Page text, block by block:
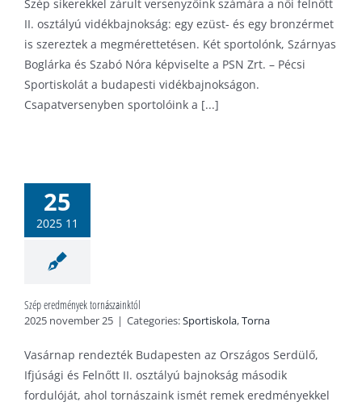
Szép sikerekkel zárult versenyzőink számára a női felnőtt
II. osztályú vidékbajnokság: egy ezüst- és egy bronzérmet
is szereztek a megmérettetésen. Két sportolónk, Szárnyas
Boglárka és Szabó Nóra képviselte a PSN Zrt. – Pécsi
Sportiskolát a budapesti vidékbajnokságon.
Csapatversenyben sportolóink a [...]
25
2025 11
Torna
Szép eredmények tornászainktól
2025 november 25 | Categories:Sportiskola,Torna
Vasárnap rendezték Budapesten az Országos Serdülő,
Ifjúsági és Felnőtt II. osztályú bajnokság második
fordulóját, ahol tornászaink ismét remek eredményekkel